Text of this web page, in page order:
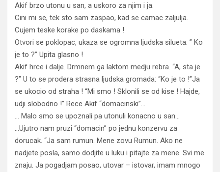
Akif brzo utonu u san, a uskoro za njim i ja.
Cini mi se, tek sto sam zaspao, kad se camac zaljulja.
Cujem teske korake po daskama !
Otvori se poklopac, ukaza se ogromna ljudska silueta. ” Ko
je to ?” Upita glasno !
Akif hrce i dalje. Drmnem ga laktom medju rebra. “A, sta je
?” U to se prodera strasna ljudska gromada: “Ko je to !”Ja
se ukocio od straha ! “Mi smo ! Sklonili se od kise ! Hajde,
udji slobodno !” Rece Akif “domacinski”…
… Malo smo se upoznali pa utonuli konacno u san…
…Ujutro nam pruzi “domacin” po jednu konzervu za
dorucak. “Ja sam rumun. Mene zovu Rumun. Ako ne
nadjete posla, samo dodjite u luku i pitajte za mene. Svi me
znaju. Ja pogadjam posao, utovar – istovar, imam mnogo